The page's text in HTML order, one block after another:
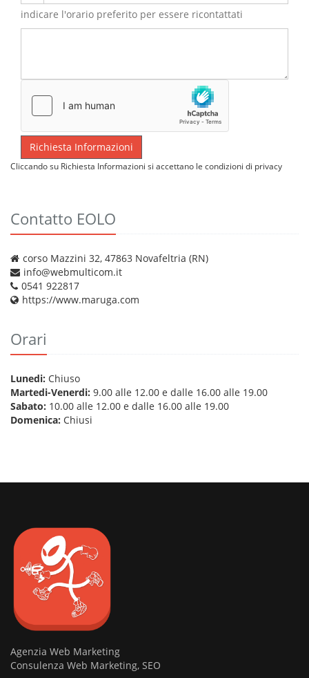
indicare l'orario preferito per essere ricontattati
Cliccando su Richiesta Informazioni si accettano le condizioni di privacy
Contatto EOLO
corso Mazzini 32, 47863 Novafeltria (RN)
info@webmulticom.it
0541 922817
https://www.maruga.com
Orari
Lunedi: Chiuso
Martedi-Venerdi: 9.00 alle 12.00 e dalle 16.00 alle 19.00
Sabato: 10.00 alle 12.00 e dalle 16.00 alle 19.00
Domenica: Chiusi
Agenzia Web Marketing
Consulenza Web Marketing, SEO